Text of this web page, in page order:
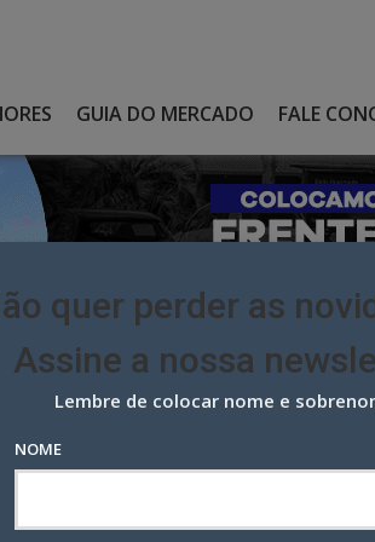
GUIA DO MERCADO FALE
PARCERIA E AMPLIAM SERVIÇOS ATRAVÉS
parceria e
quer perder as
Assine a nossa
Lembre de colocar nome e
NOME